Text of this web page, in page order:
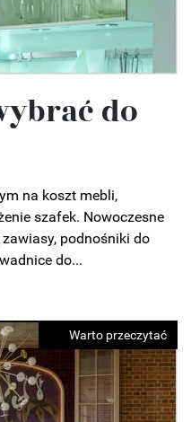
do
na koszt mebli,
szafek. Nowoczesne
podnośniki do
do...
Warto przeczytać